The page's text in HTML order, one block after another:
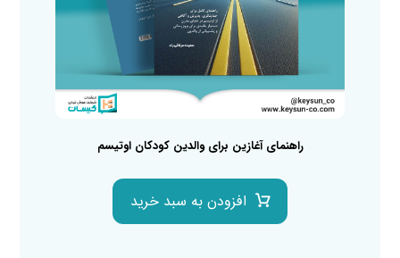
راهنمای آغازین برای والدین کودکان اوتیسم
افزودن به سبد خرید